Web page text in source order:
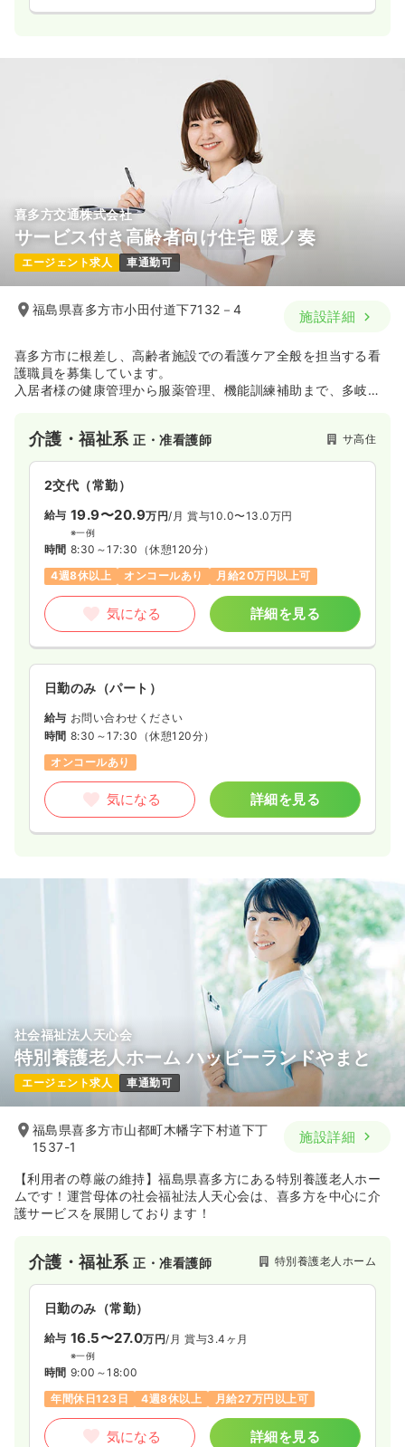
喜多方交通株式会社
サービス付き高齢者向け住宅 暖ノ奏
エージェント求人 車通勤可
福島県喜多方市小田付道下7132－4 施設詳細
喜多方市に根差し、高齢者施設での看護ケア全般を担当する看
護職員を募集しています。
入居者様の健康管理から服薬管理、機能訓練補助まで、多岐に
り、長期的にキャリアを築ける環境です。
介護・福祉系正・准看護師 サ高住
2交代（常勤）
給与 19.9〜20.9万円/月 賞与10.0〜13.0万円
※一例
時間 8:30～17:30 （休憩120分）
4週8休以上
オンコールあり 月給20万円以上可
気になる 詳細を見る
日勤のみ（パート）
給与 お問い合わせください
時間 8:30～17:30 （休憩120分）
オンコールあり
気になる 詳細を見る
社会福祉法人天心会
特別養護老人ホーム ハッピーランドやまと
エージェント求人 車通勤可
福島県喜多方市山都町木幡字下村道下丁
1537-1
施設詳細
【利用者の尊厳の維持】福島県喜多方にある特別養護老人ホー
ムです！運営母体の社会福祉法人天心会は、喜多方を中心に介
護サービスを展開しております！
介護・福祉系正・准看護師 特別養護老人ホーム
日勤のみ（常勤）
給与 16.5〜27.0万円/月 賞与3.4ヶ月
※一例
時間 9:00～18:00
年間休日123日
4週8休以上 月給27万円以上可
気になる 詳細を見る